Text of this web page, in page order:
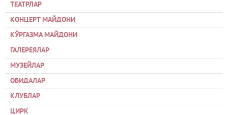
ТЕАТРЛАР
КОНЦЕРТ МАЙДОНИ
КЎРГАЗМА МАЙДОНИ
ГАЛЕРЕЯЛАР
МУЗЕЙЛАР
ОБИДАЛАР
КЛУБЛАР
ЦИРК